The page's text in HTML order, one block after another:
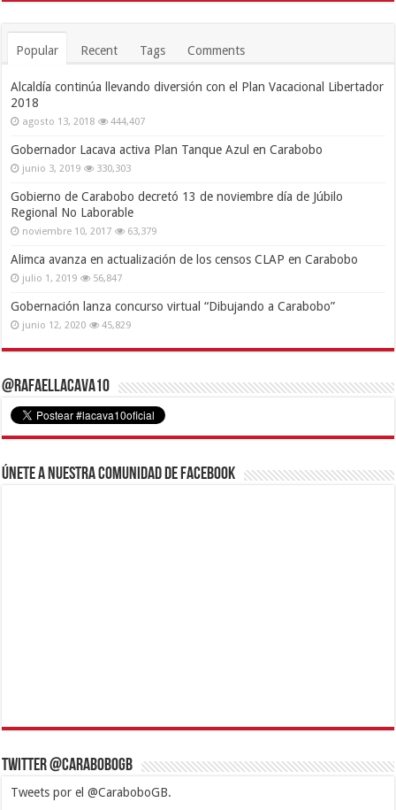
Popular Recent Tags Comments
Alcaldía continúa llevando diversión con el Plan Vacacional Libertador
2018
agosto 13, 2018 444,407
Gobernador Lacava activa Plan Tanque Azul en Carabobo
junio 3, 2019 330,303
Gobierno de Carabobo decretó 13 de noviembre día de Júbilo
Regional No Laborable
noviembre 10, 2017 63,379
Alimca avanza en actualización de los censos CLAP en Carabobo
julio 1, 2019 56,847
Gobernación lanza concurso virtual “Dibujando a Carabobo”
junio 12, 2020 45,829
@RafaelLacava10
Únete a nuestra comunidad de Facebook
Twitter @CaraboboGB
Tweets por el @CaraboboGB.